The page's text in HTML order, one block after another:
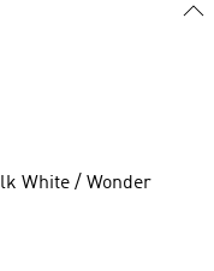
White / Wonder